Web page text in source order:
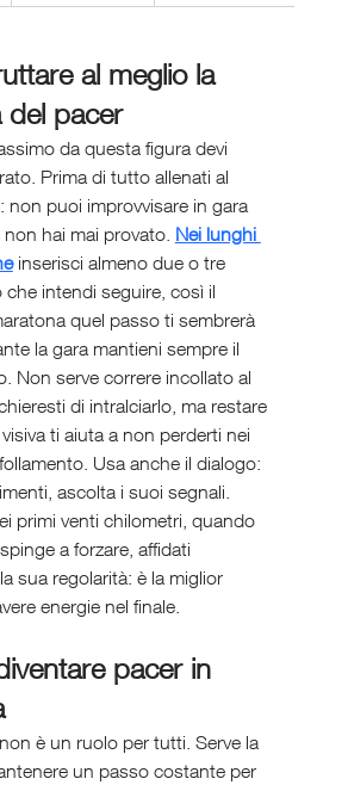
al meglio la
del pacer
da questa figura devi
Prima di tutto allenati al
non puoi improvvisare in gara
hai mai provato. Nei lunghi
inserisci almeno due o tre
che intendi seguire, così il
quel passo ti sembrerà
la gara mantieni sempre il
Non serve correre incollato al
di intralciarlo, ma restare
ti aiuta a non perderti nei
Usa anche il dialogo:
ascolta i suoi segnali.
primi venti chilometri, quando
a forzare, affidati
sua regolarità: è la miglior
energie nel finale.
pacer in
è un ruolo per tutti. Serve la
un passo costante per